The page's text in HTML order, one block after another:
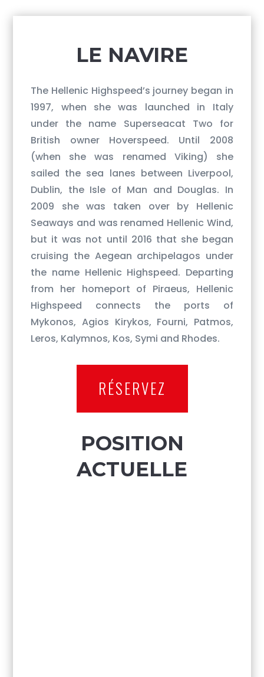
​LE NAVIRE
The Hellenic Highspeed’s journey began in
1997, when she was launched in Italy
under the name Superseacat Two for
British owner Hoverspeed. Until 2008
(when she was renamed Viking) she
sailed the sea lanes between Liverpool,
Dublin, the Isle of Man and Douglas. In
2009 she was taken over by Hellenic
Seaways and was renamed Hellenic Wind,
but it was not until 2016 that she began
cruising the Aegean archipelagos under
the name Hellenic Highspeed. Departing
from her homeport of Piraeus, Hellenic
Highspeed connects the ports of
Mykonos, Agios Kirykos, Fourni, Patmos,
Leros, Kalymnos, Kos, Symi and Rhodes.
RÉSERVEZ
POSITION
ACTUELLE